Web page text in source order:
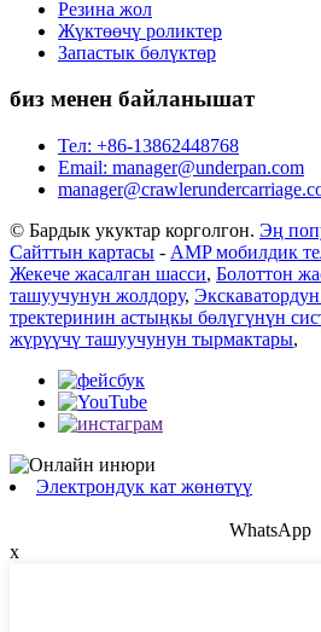
Резина жол
Жүктөөчү роликтер
Запастык бөлүктөр
биз менен байланышат
Тел: +86-13862448768
Email: manager@underpan.com
© Бардык укуктар корголгон. Эң
Сайттын картасы - AMP мобилдик
Жекече жасалган шасси, Болоттон
ташуучунун жолдору,
тректеринин астыңкы бөлүгүнүн
жүрүүчү ташуучунун тырмактары,
Электрондук кат жөнөтүү
WhatsApp
x